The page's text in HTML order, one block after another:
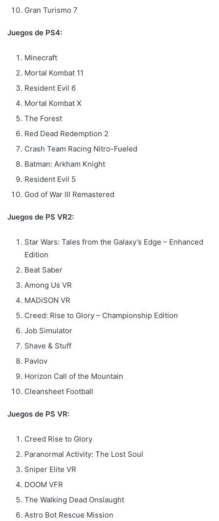
Gran Turismo 7
Juegos de PS4:
Minecraft
Mortal Kombat 11
Resident Evil 6
Mortal Kombat X
The Forest
Red Dead Redemption 2
Crash Team Racing Nitro-Fueled
Batman: Arkham Knight
Resident Evil 5
God of War III Remastered
Juegos de PS VR2:
Star Wars: Tales from the Galaxy’s Edge – Enhanced
Edition
Beat Saber
Among Us VR
MADiSON VR
Creed: Rise to Glory – Championship Edition
Job Simulator
Shave & Stuff
Pavlov
Horizon Call of the Mountain
Cleansheet Football
Juegos de PS VR:
Creed Rise to Glory
Paranormal Activity: The Lost Soul
Sniper Elite VR
DOOM VFR
The Walking Dead Onslaught
Astro Bot Rescue Mission